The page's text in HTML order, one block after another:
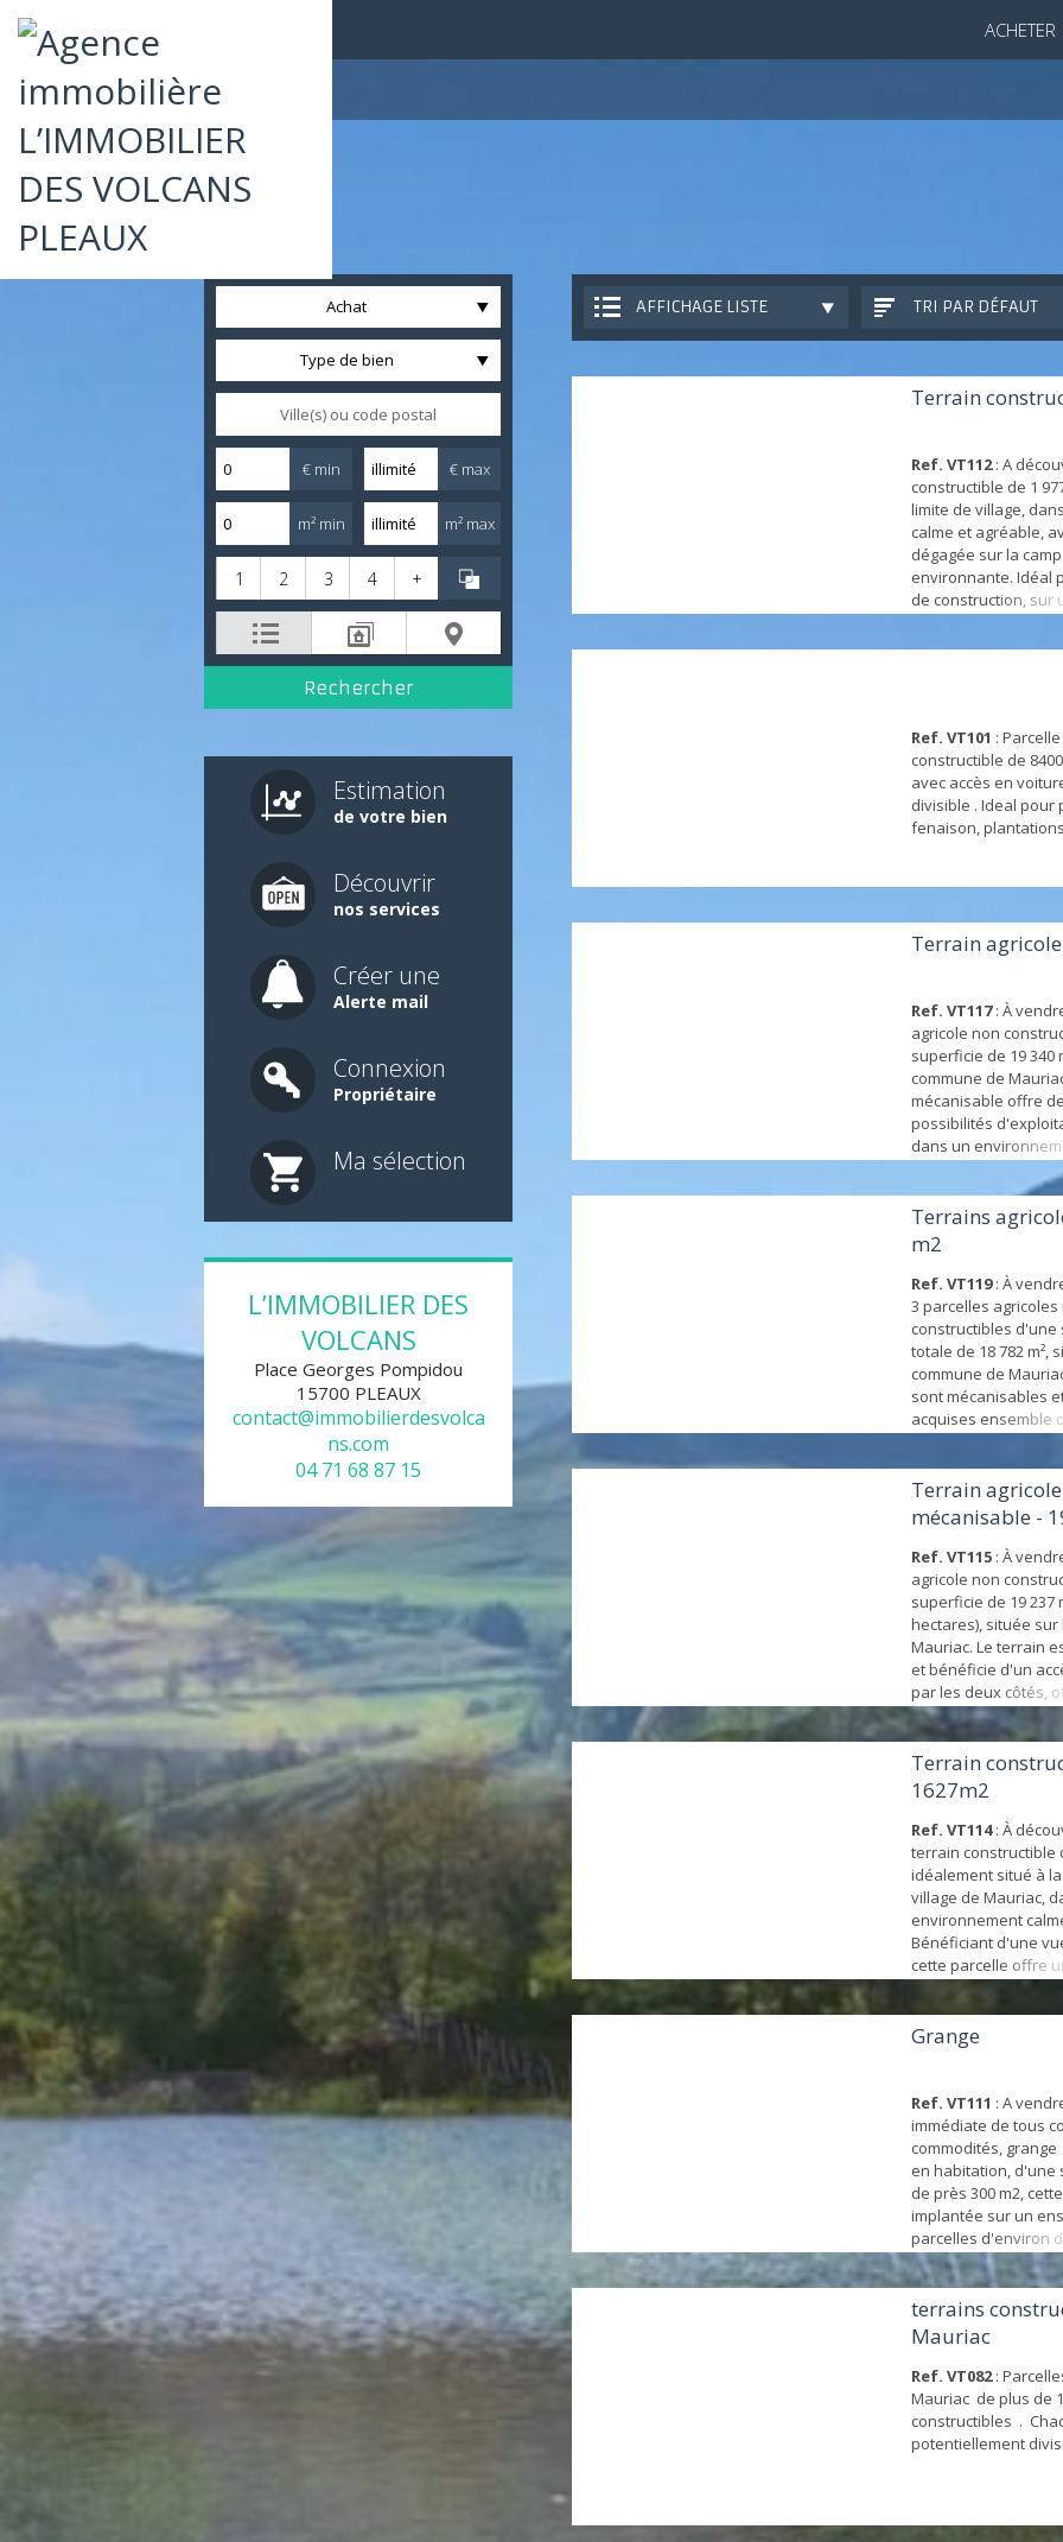
ACHETER
Achat
Type de bien
€ min € max
m² min m² max
1 2 3 4 +
Estimation
de votre bien
Découvrir
nos services
Créer une
Alerte mail
Connexion
Propriétaire
Ma sélection
L’IMMOBILIER DES
VOLCANS
Place Georges Pompidou
15700 PLEAUX
contact@immobilierdesvolca
ns.com
04 71 68 87 15
AFFICHAGE LISTE TRI PAR DÉFAUT
Terrain
Ref. VT112: A
constructible de 1
limite de village,
calme et agréable,
dégagée sur la
environnante. Idéal
de construction, sur
commodités.
Ref. VT101 :
constructible de
avec accès en
divisible . Ideal pour
fenaison,
Terrain
Ref. VT117: À
agricole non
superficie de 19 340
commune de
mécanisable offre
possibilités
dans un
agréable. Idéal pour
chevaux, bovins ou
de foin
opportunité pour les
éleveurs ou toute
Terrains
m2
Ref. VT119: À
3 parcelles agricoles
constructibles d'une
totale de 18 782 m²,
commune de
sont mécanisables
acquises ensemble
€Parcelle n°37 : 10
€Parcelle n°53 : 6 889
terrains offrent de
possibilités
d...
Terrain agricole
mécanisable -
Ref. VT115 : À
agricole non
superficie de 19 237
hectares), située sur
Mauriac. Le terrain
et bénéficie d'un
par les deux côtés,
exploitation facile et
parcelle est non
: Pâturage de
ovinsProduction de
(fenaison)Cultures et
Terrain
1627m2
Ref. VT114: À
terrain constructible
idéalement situé à
village de Mauriac,
environnement
Bénéficiant d'une
cette parcelle offre
privilégié pour
projet de
superficie permet
maison avec jardin
apprécierez la ...
Grange
Ref. VT111 : A
immédiate de tous
commodités,
en habitation, d'une
de près 300 m2,
implantée sur un
parcelles d'environ
bâtiment, daté
se compose d'une
d'une surface au sol
comprenant deux
retour en L avec belle
terrains
Mauriac
Ref. VT082:
Mauriac de plus de
constructibles .
potentiellement